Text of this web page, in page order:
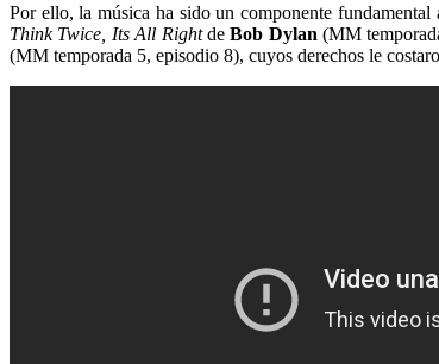
Por ello, la música ha sido un componente
Think Twice, Its All RightdeBob Dylan (MM
(MM temporada 5, episodio 8), cuyos derechos le